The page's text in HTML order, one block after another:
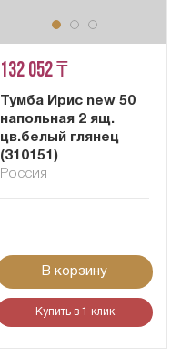
132 052 ₸
Тумба Ирис new 50
напольная 2 ящ.
цв.белый глянец
(310151)
Россия
В корзину
Купить в 1 клик